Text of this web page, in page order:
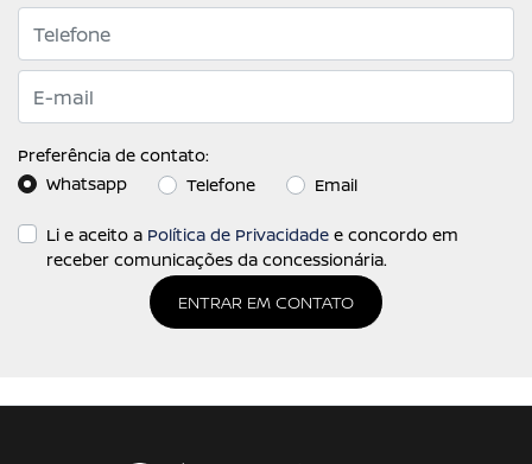
Preferência de contato:
Whatsapp
Telefone Email
Li e aceito a Política de Privacidade e concordo em
receber comunicações da concessionária.
ENTRAR EM CONTATO